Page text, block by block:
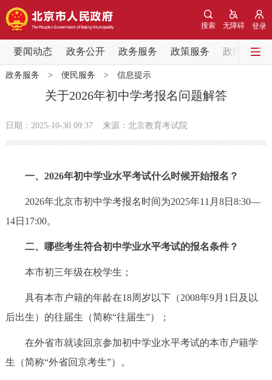
登录
无障碍
搜索
要闻动态 政务公开 政务服务 政策服务 政民互动
要闻动态
党中央精神 国务院信息
政务公开
政策兑现 政策解读 回应关切
政务服务
个人服务 法人服务 部门服务
政务服务 > 便民服务 > 信息提示
关于2026年初中学考报名问题解答
日期：2025-10-30 09:37 来源：北京教育考试院
一、2026年初中学业水平考试什么时候开始报名？
2026年北京市初中学考报名时间为2025年11月8日8:30—
14日17:00。
二、哪些考生符合初中学业水平考试的报名条件？
本市初三年级在校学生；
具有本市户籍的年龄在18周岁以下（2008年9月1日及以
后出生）的往届生（简称“往届生”）；
在外省市就读回京参加初中学业水平考试的本市户籍学
生（简称“外省回京考生”）。